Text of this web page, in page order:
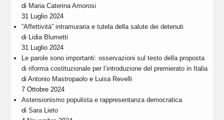
di Maria Caterina Amorosi
31 Luglio 2024
“Affettività” intramuraria e tutela della salute dei detenuti
di Lidia Blumetti
31 Luglio 2024
Le parole sono importanti: osservazioni sul testo della proposta
di riforma costituzionale per l’introduzione del premierato in Italia
diAntonio Mastropaolo e Luisa Revelli
7 Ottobre 2024
Astensionismo populista e rappresentanza democratica
diSara Lieto